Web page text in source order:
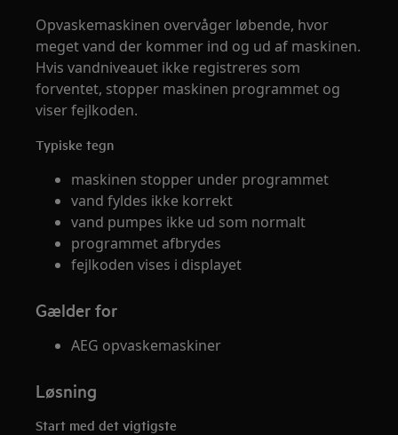
Opvaskemaskinen overvåger løbende, hvor
meget vand der kommer ind og ud af maskinen.
Hvis vandniveauet ikke registreres som
forventet, stopper maskinen programmet og
viser fejlkoden.
Typiske tegn
maskinen stopper under programmet
vand fyldes ikke korrekt
vand pumpes ikke ud som normalt
programmet afbrydes
fejlkoden vises i displayet
Gælder for
AEG opvaskemaskiner
Løsning
Start med det vigtigste